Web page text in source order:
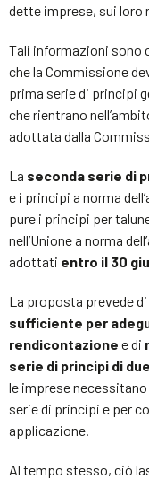
dette imprese, sui loro
Tali informazioni sono
che la Commissione
prima serie di principi
che rientrano
adottata dalla
La seconda serie di
e i principi a norma
pure i principi per
nell’Unione a norma
adottati entro il 30
La proposta prevede di
sufficiente per
rendicontazione e di
serie di principi di
le imprese
serie di principi e per
applicazione.
Al tempo stesso, ciò